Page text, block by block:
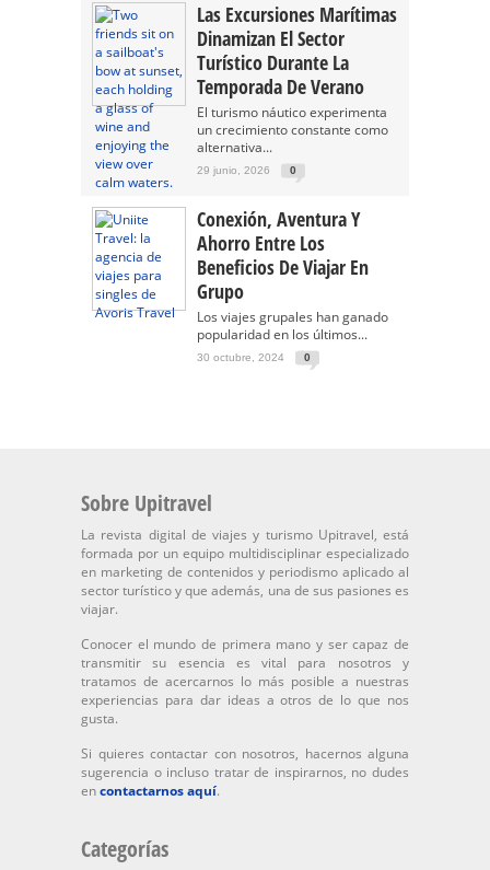
Las Excursiones Marítimas
Dinamizan El Sector
Turístico Durante La
Temporada De Verano
El turismo náutico experimenta
un crecimiento constante como
alternativa...
29 junio, 2026 0
Conexión, Aventura Y
Ahorro Entre Los
Beneficios De Viajar En
Grupo
Los viajes grupales han ganado
popularidad en los últimos...
30 octubre, 2024 0
Sobre Upitravel
La revista digital de viajes y turismo Upitravel, está
formada por un equipo multidisciplinar especializado
en marketing de contenidos y periodismo aplicado al
sector turístico y que además, una de sus pasiones es
viajar.
Conocer el mundo de primera mano y ser capaz de
transmitir su esencia es vital para nosotros y
tratamos de acercarnos lo más posible a nuestras
experiencias para dar ideas a otros de lo que nos
gusta.
Si quieres contactar con nosotros, hacernos alguna
sugerencia o incluso tratar de inspirarnos, no dudes
encontactarnos aquí.
Categorías